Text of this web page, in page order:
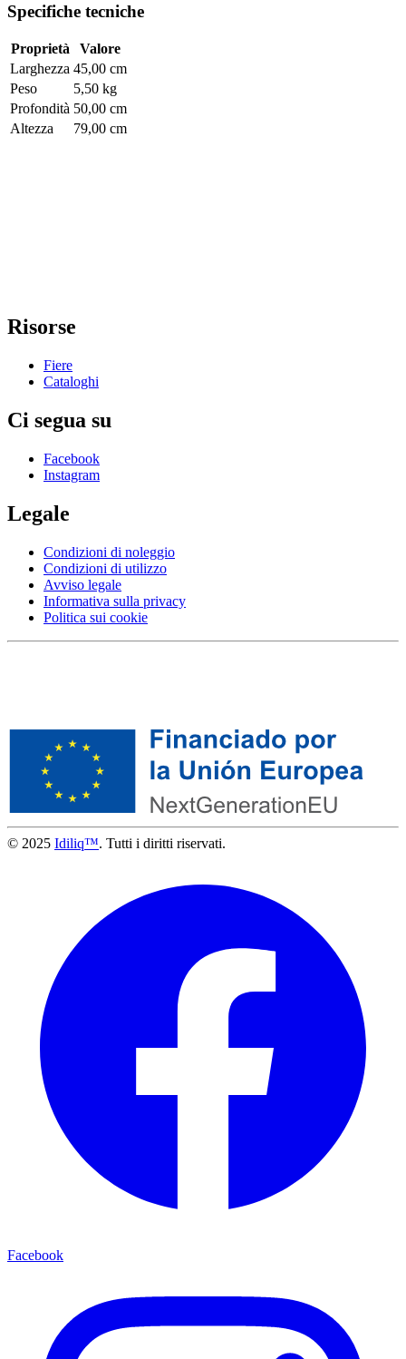
Specifiche tecniche
Proprietà
Valore
Larghezza 45,00 cm
Peso
5,50 kg
Profondità 50,00 cm
Altezza
79,00 cm
Risorse
Fiere
Cataloghi
Ci segua su
Facebook
Instagram
Legale
Condizioni di noleggio
Condizioni di utilizzo
Avviso legale
Informativa sulla privacy
Politica sui cookie
© 2025 Idiliq™. Tutti i diritti riservati.
Facebook